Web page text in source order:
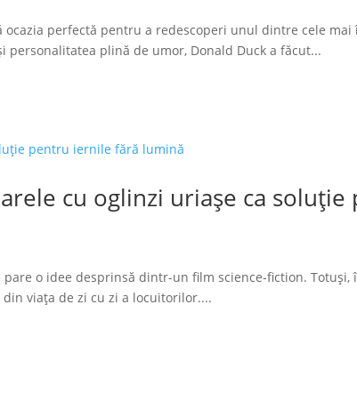
perfectă pentru a redescoperi unul dintre cele
personalitatea plină de umor, Donald Duck a făcut...
cu oglinzi uriașe ca
o idee desprinsă dintr-un film science-fiction. Totuși,
viața de zi cu zi a locuitorilor....